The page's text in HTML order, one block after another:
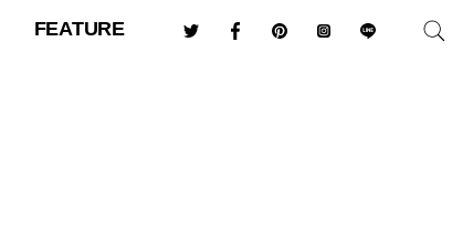
FEATURE